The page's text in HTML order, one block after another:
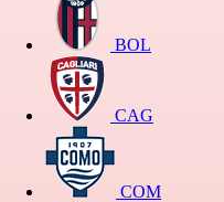
BOL
CAG
COM